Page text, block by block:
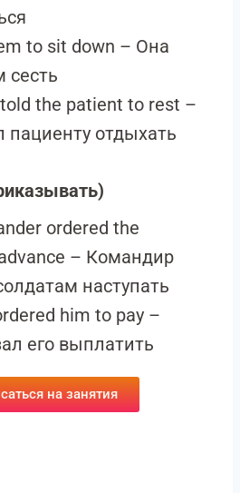
to sit down – Она
сесть
the patient to rest –
пациенту отдыхать
ordered the
– Командир
наступать
him to pay –
его выплатить
на занятия